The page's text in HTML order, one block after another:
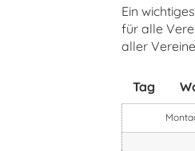
Ein
für alle
aller
Tag